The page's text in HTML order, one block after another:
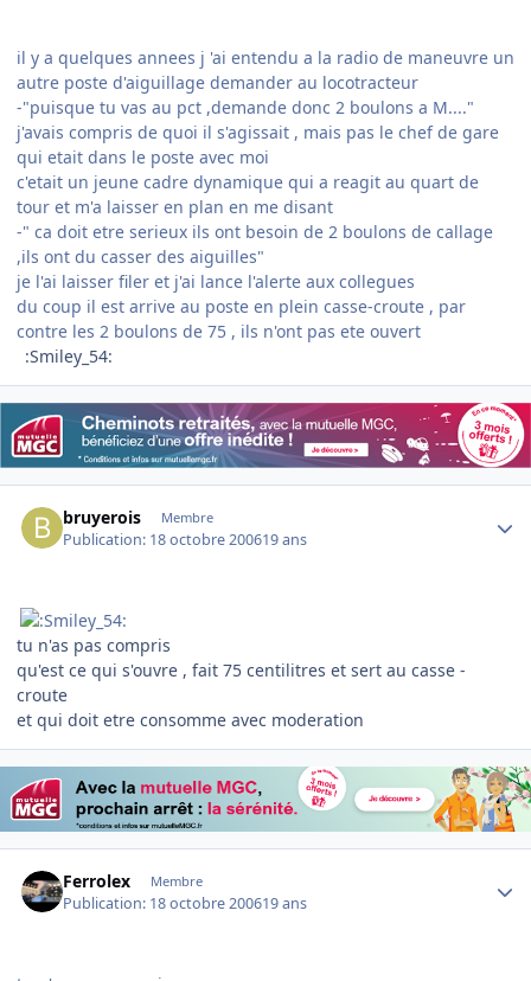
il y a quelques annees j 'ai entendu a la radio de maneuvre un
autre poste d'aiguillage demander au locotracteur
-"puisque tu vas au pct ,demande donc 2 boulons a M...."
j'avais compris de quoi il s'agissait , mais pas le chef de gare
qui etait dans le poste avec moi
c'etait un jeune cadre dynamique qui a reagit au quart de
tour et m'a laisser en plan en me disant
-" ca doit etre serieux ils ont besoin de 2 boulons de callage
,ils ont du casser des aiguilles"
je l'ai laisser filer et j'ai lance l'alerte aux collegues
du coup il est arrive au poste en plein casse-croute , par
contre les 2 boulons de 75 , ils n'ont pas ete ouvert
:Smiley_54:
bruyerois Membre
Publication: 18 octobre 200619 ans
tu n'as pas compris
qu'est ce qui s'ouvre , fait 75 centilitres et sert au casse -
croute
et qui doit etre consomme avec moderation
Ferrolex Membre
Publication: 18 octobre 200619 ans